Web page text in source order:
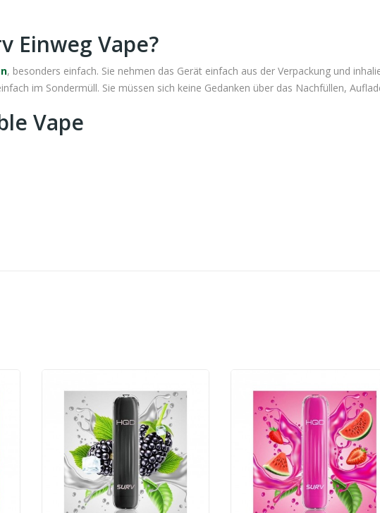
Einweg Vape?
, besonders einfach. Sie nehmen das Gerät einfach aus der Verpackung und
im Sondermüll. Sie müssen sich keine Gedanken über das Nachfüllen,
Vape